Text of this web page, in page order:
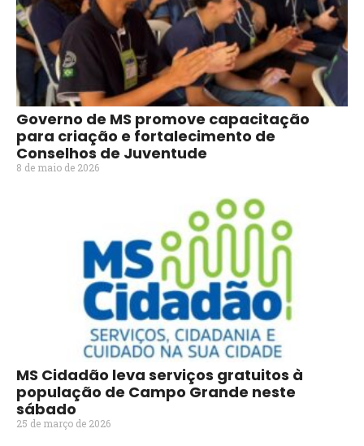
Governo de MS promove capacitação
para criação e fortalecimento de
Conselhos de Juventude
8 de maio de 2026
MS Cidadão leva serviços gratuitos à
população de Campo Grande neste
sábado
25 de março de 2026